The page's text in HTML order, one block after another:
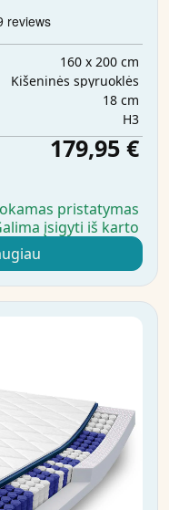
160 x 200 cm
Kišeninės spyruoklės
18 cm
H3
179,95 €
pristatymas
įsigyti iš karto